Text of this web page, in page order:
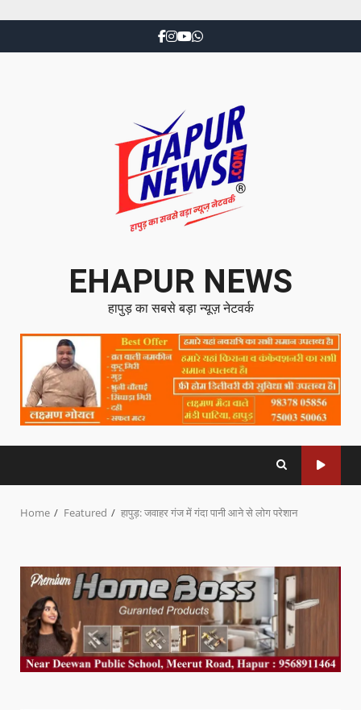
EHAPUR NEWS
हापुड़ का सबसे बड़ा न्यूज़ नेटवर्क
Home Featured हापुड़: जवाहर गंज में गंदा पानी आने से लोग परेशान